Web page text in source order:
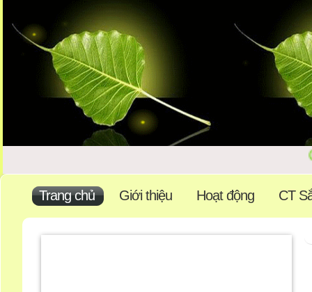
Trang chủ Giới thiệu Hoạt động CT